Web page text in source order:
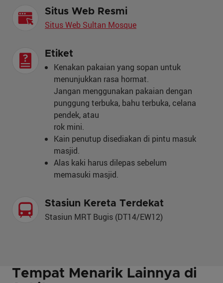
Situs Web Resmi
Situs Web Sultan Mosque
Etiket
Kenakan pakaian yang sopan untuk
menunjukkan rasa hormat.
Jangan menggunakan pakaian dengan
punggung terbuka, bahu terbuka, celana
pendek, atau
rok mini.
Kain penutup disediakan di pintu masuk
masjid.
Alas kaki harus dilepas sebelum
memasuki masjid.
Stasiun Kereta Terdekat
Stasiun MRT Bugis (DT14/EW12)
Tempat Menarik Lainnya di